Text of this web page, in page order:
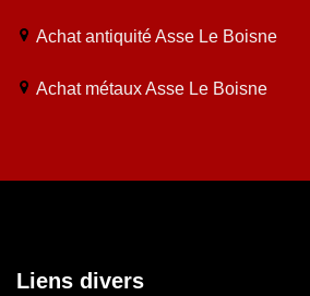
Achat antiquité Asse Le Boisne
Achat métaux Asse Le Boisne
Liens divers